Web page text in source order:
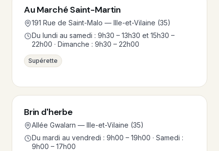
Au Marché Saint-Martin
191 Rue de Saint-Malo — Ille-et-Vilaine (35)
Du lundi au samedi : 9h30 – 13h30 et 15h30 –
22h00 · Dimanche : 9h30 – 22h00
Supérette
Brin d'herbe
Allée Gwalarn — Ille-et-Vilaine (35)
Du mardi au vendredi : 9h00 – 19h00 · Samedi :
9h00 – 17h00